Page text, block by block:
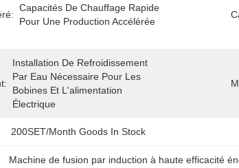
Capacités De Chauffage Rapide
Pour Une Production Accélérée
Installation De Refroidissement
Par Eau Nécessaire Pour Les
Bobines Et L'alimentation
Électrique
200SET/Month Goods In Stock
Machine de fusion par induction à haute efficacité